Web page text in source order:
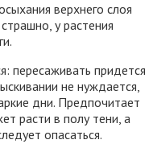
верхнего слоя
у растения
пересаживать придется
не нуждается,
дни. Предпочитает
расти в полу тени, а
опасаться.